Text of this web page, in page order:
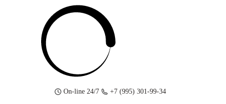
On-line 24/7 +7 (995) 301-99-34